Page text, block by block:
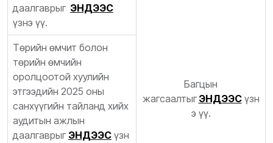
даалгаврыг ЭНДЭЭС
үзнэ үү.
Багцын
жагсаалтыг ЭНДЭЭСүзн
э үү.
Төрийн өмчит болон
төрийн өмчийн
оролцоотой хуулийн
этгээдийн 2025 оны
санхүүгийн тайланд хийх
аудитын ажлын
даалгаврыг ЭНДЭЭС үзн